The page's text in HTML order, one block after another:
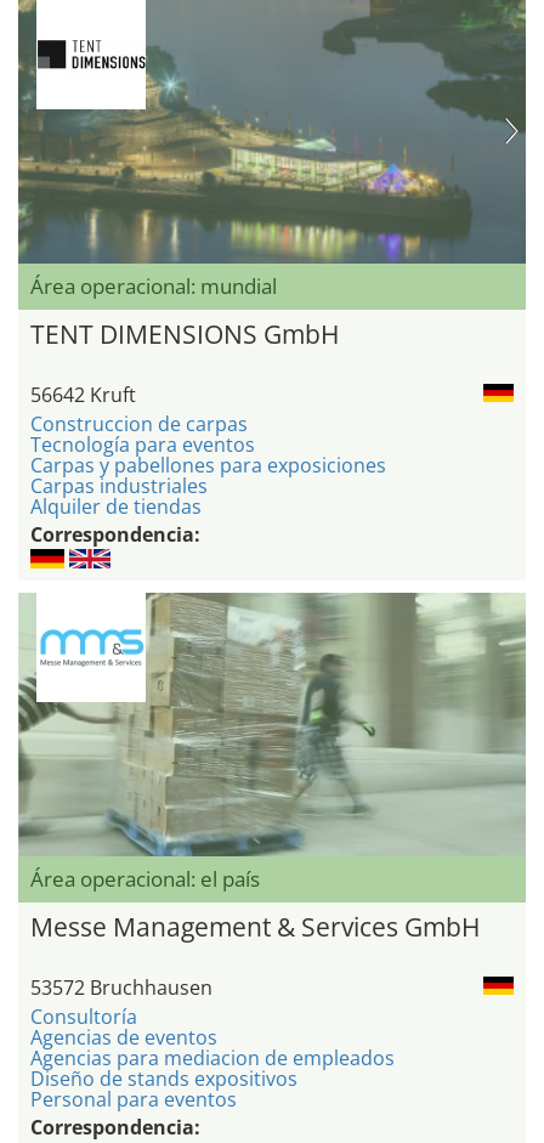
Área operacional: mundial
TENT DIMENSIONS GmbH
56642 Kruft
Construccion de carpas
Tecnología para eventos
Carpas y pabellones para exposiciones
Carpas industriales
Alquiler de tiendas
Correspondencia:
Área operacional: el país
Messe Management & Services GmbH
53572 Bruchhausen
Consultoría
Agencias de eventos
Agencias para mediacion de empleados
Diseño de stands expositivos
Personal para eventos
Correspondencia: